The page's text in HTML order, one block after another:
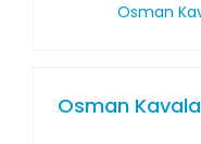
Osman
Osman